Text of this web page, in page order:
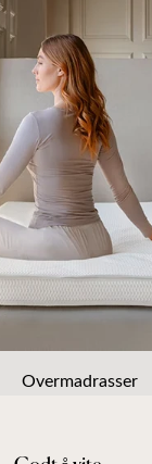
Overmadrasser